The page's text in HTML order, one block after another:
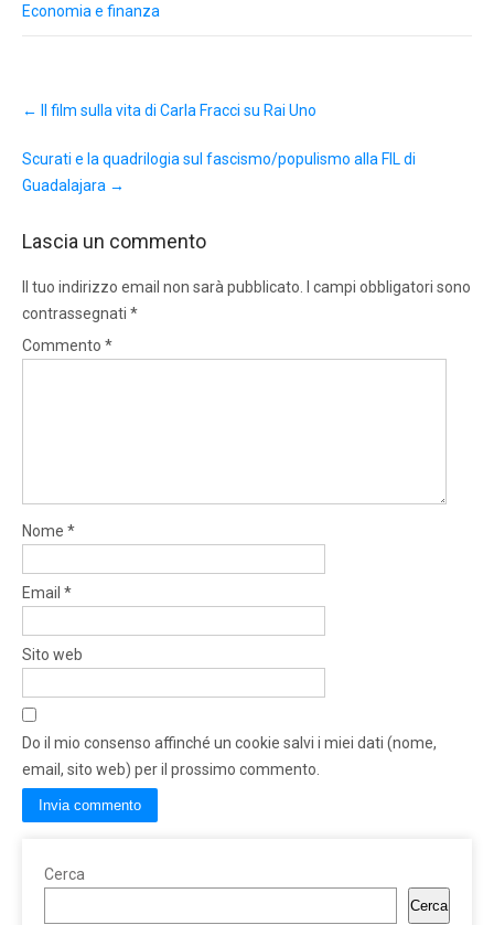
Economia e finanza
navigation
← Il film sulla vita di Carla Fracci su Rai Uno
Scurati e la quadrilogia sul fascismo/populismo alla FIL di
Guadalajara →
Lascia un commento
Il tuo indirizzo email non sarà pubblicato.
I campi obbligatori sono
contrassegnati *
Commento *
Nome *
Email *
Sito web
Do il mio consenso affinché un cookie salvi i miei dati (nome,
email, sito web) per il prossimo commento.
Cerca
Cerca